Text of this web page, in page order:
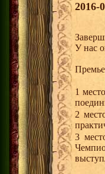
2016-
У нас
1
2
3